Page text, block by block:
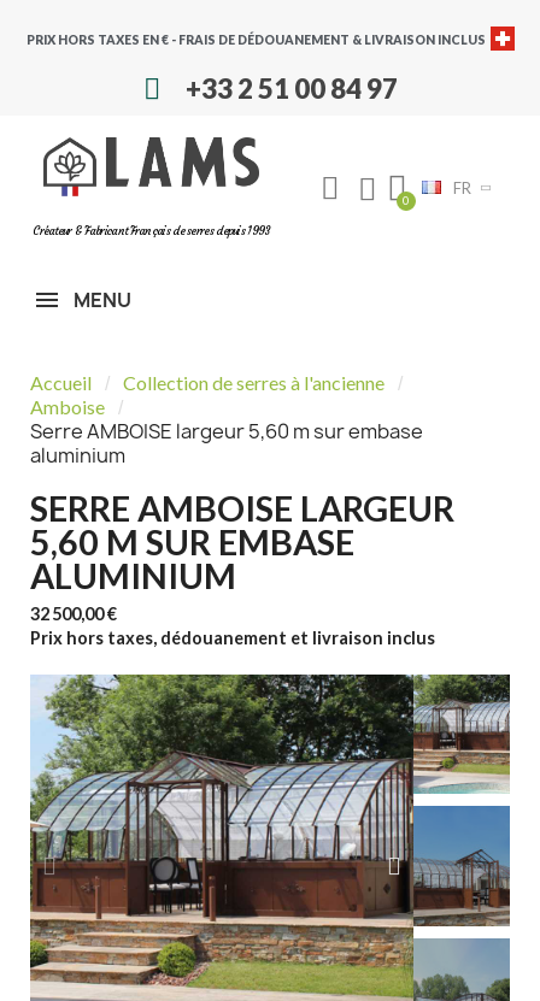
PRIX HORS TAXES EN € - FRAIS DE DÉDOUANEMENT & LIVRAISON INCLUS
+33 2 51 00 84 97
Créateur & Fabricant Français de serres depuis 1993
FR
MENU
Accueil
Collection de serres à l'ancienne
Amboise
Serre AMBOISE largeur 5,60 m sur embase
aluminium
SERRE AMBOISE LARGEUR
5,60 M SUR EMBASE
ALUMINIUM
32 500,00 €
Prix hors taxes, dédouanement et livraison inclus